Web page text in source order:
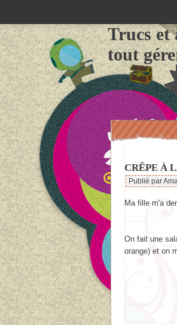
Trucs et
tout
CRÊPE À
Publié par
Ma fille m'a
On fait une
orange) et on